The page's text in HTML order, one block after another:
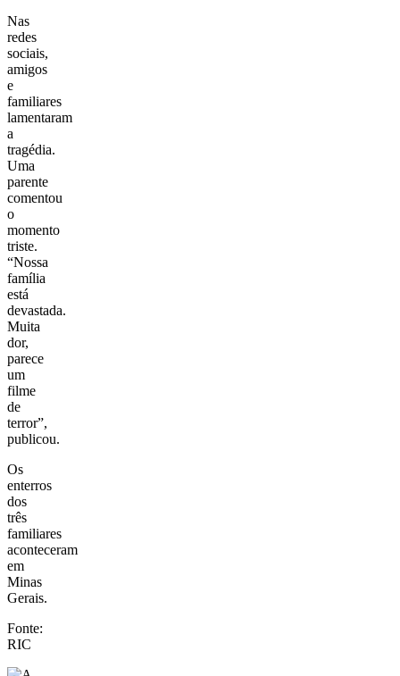
Nas
redes
sociais,
amigos
e
familiares
lamentaram
a
tragédia.
Uma
parente
comentou
o
momento
triste.
“Nossa
família
está
devastada.
Muita
dor,
parece
um
filme
de
terror”,
publicou.
Os
enterros
dos
três
familiares
aconteceram
em
Minas
Gerais.
Fonte:
RIC